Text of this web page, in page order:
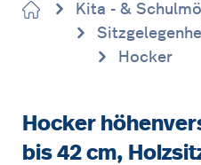
Kita - &
Hocker
Hocker
bis 42 cm,